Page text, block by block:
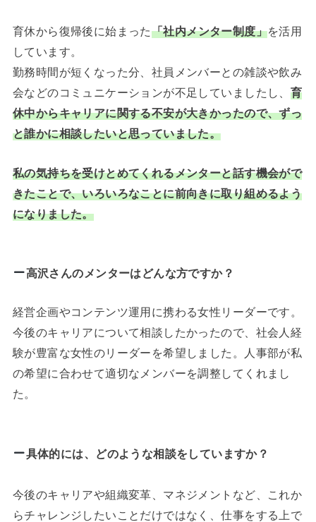
育休から復帰後に始まった「社内メンター制度」を活用
しています。
勤務時間が短くなった分、社員メンバーとの雑談や飲み
会などのコミュニケーションが不足していましたし、 育
休中からキャリアに関する不安が大きかったので、ずっ
と誰かに相談したいと思っていました。
私の気持ちを受けとめてくれるメンターと話す機会がで
きたことで、いろいろなことに前向きに取り組めるよう
になりました。
高沢さんのメンターはどんな方ですか？
経営企画やコンテンツ運用に携わる女性リーダーです。
今後のキャリアについて相談したかったので、社会人経
験が豊富な女性のリーダーを希望しました。人事部が私
の希望に合わせて適切なメンバーを調整してくれまし
た。
具体的には、どのような相談をしていますか？
今後のキャリアや組織変革、マネジメントなど、これか
らチャレンジしたいことだけではなく、仕事をする上で